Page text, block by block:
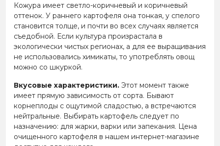
Кожура имеет светло-коричневый и коричневый
оттенок. У раннего картофеля она тонкая, у спелого
становится толще, и почти во всех случаях является
съедобной. Если культура произрастала в
экологически чистых регионах, а для ее выращивания
не использовались химикаты, то употреблять овощ
можно со шкуркой.
Вкусовые характеристики. Этот момент также
имеет прямую зависимость от сорта. Бывают
корнеплоды с ощутимой сладостью, а встречаются
нейтральные. Выбирать картофель следует по
назначению: для жарки, варки или запекания. Цена
очищенного картофеля в нашем интернет-магазине